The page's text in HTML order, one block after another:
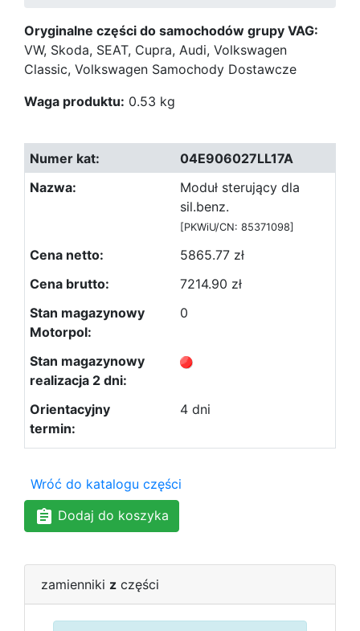
Oryginalne części do samochodów grupy VAG:
VW, Skoda, SEAT, Cupra, Audi, Volkswagen
Classic, Volkswagen Samochody Dostawcze
Waga produktu: 0.53 kg
04E906027LL17A
Moduł sterujący dla
sil.benz.
[PKWiU/CN: 85371098]
5865.77 zł
7214.90 zł
0
4 dni
Wróć do katalogu części
Dodaj do koszyka
zamienniki z części